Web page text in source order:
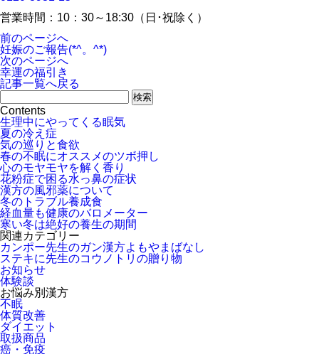
営業時間：10：30～18:30（日･祝除く）
前のページへ
妊娠のご報告(*^。^*)
次のページへ
幸運の福引き
記事一覧へ戻る
Contents
生理中にやってくる眠気
夏の冷え症
気の巡りと食欲
春の不眠にオススメのツボ押し
心のモヤモヤを解く香り
花粉症で困る水っ鼻の症状
漢方の風邪薬について
冬のトラブル養成食
経血量も健康のバロメーター
寒い冬は絶好の養生の期間
関連カテゴリー
カンポー先生のガン漢方よもやまばなし
ステキに先生のコウノトリの贈り物
お知らせ
体験談
お悩み別漢方
不眠
体質改善
ダイエット
取扱商品
癌・免疫